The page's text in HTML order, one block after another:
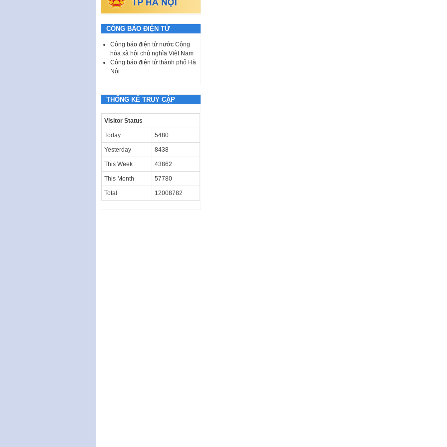
CÔNG BÁO ĐIỆN TỬ
Công báo điện tử nước Cộng
hòa xã hội chủ nghĩa Việt Nam
Công báo điện tử thành phố Hà
Nội
THỐNG KÊ TRUY CẬP
Visitor Status
Today 5480
Yesterday 8438
This Week 43862
This Month 57780
Total 12008782